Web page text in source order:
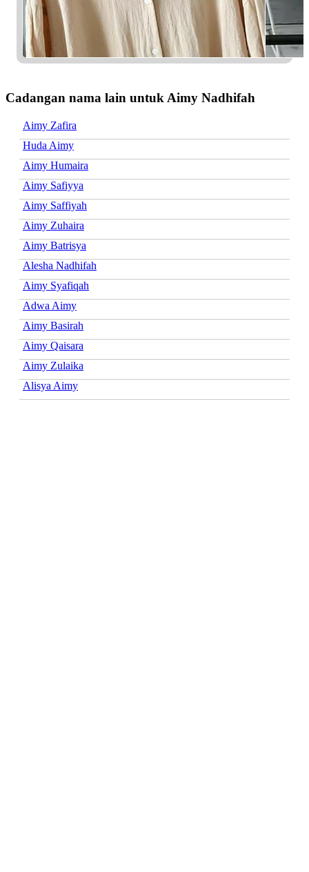
Cadangan nama lain untuk Aimy Nadhifah
Aimy Zafira
Huda Aimy
Aimy Humaira
Aimy Safiyya
Aimy Saffiyah
Aimy Zuhaira
Aimy Batrisya
Alesha Nadhifah
Aimy Syafiqah
Adwa Aimy
Aimy Basirah
Aimy Qaisara
Aimy Zulaika
Alisya Aimy